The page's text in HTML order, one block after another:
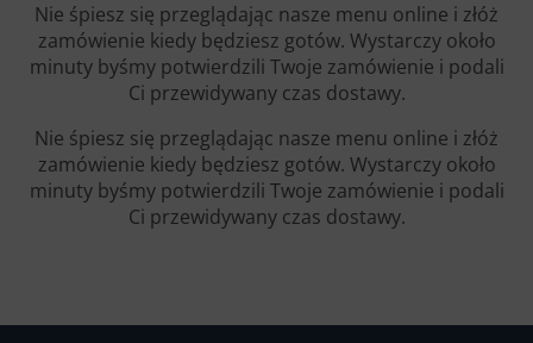
Nie śpiesz się przeglądając nasze menu online i złóż
zamówienie kiedy będziesz gotów. Wystarczy około
minuty byśmy potwierdzili Twoje zamówienie i podali
Ci przewidywany czas dostawy.
Nie śpiesz się przeglądając nasze menu online i złóż
zamówienie kiedy będziesz gotów. Wystarczy około
minuty byśmy potwierdzili Twoje zamówienie i podali
Ci przewidywany czas dostawy.